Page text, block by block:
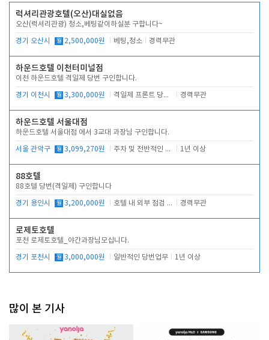
럭셔리관광호텔(오산)대실없음
오산(럭셔리관광) 청소,베팅같이하실분 구합니다~
경기 오산시 월 2,500,000원 베팅,청소 경력무관
하운드호텔 이천터미널점
이천 하운드호텔 격일제 당번 구인합니다.
경기 이천시 월 3,300,000원 격일제 프론트 당번 업무로 주차 및 객실 점검 경력무관
하운드호텔 서울대점
하운드호텔 서울대점 에서 3교대 과장님 구인합니다.
서울 관악구 월 3,099,270원 주차 및 전반적인 당번업무 1년 이상
88호텔
88호텔 당번(격일제) 구인합니다
경기 용인시 월 3,200,000원 호텔 내 외부 점검 및 프런트 운영 경력무관
로제토호텔
포천 로제토호텔_야간과장님모십니다.
경기 포천시 월 3,000,000원 일반적인 당번업무 1년 이상
많이 본 기사